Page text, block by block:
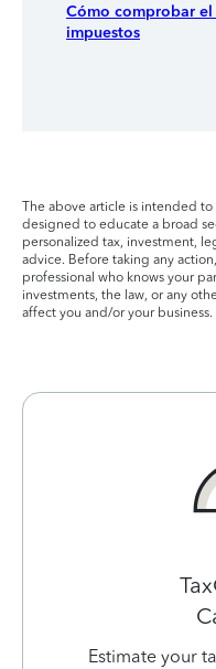
Cómo comprobar
impuestos
The above article is intended
designed to educate a broad
personalized tax, investment,
advice. Before taking any
professional who knows your
investments, the law, or any
affect you and/or your business.
Estimate your